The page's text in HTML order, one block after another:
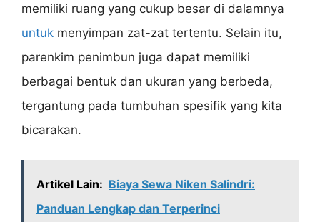
memiliki ruang yang cukup besar di dalamnya
untuk menyimpan zat-zat tertentu. Selain itu,
parenkim penimbun juga dapat memiliki
berbagai bentuk dan ukuran yang berbeda,
tergantung pada tumbuhan spesifik yang kita
bicarakan.
Artikel Lain: Biaya Sewa Niken Salindri:
Panduan Lengkap dan Terperinci